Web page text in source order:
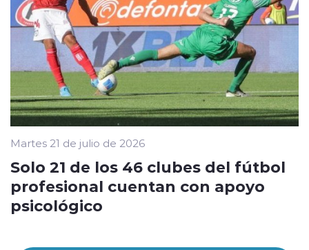
Martes 21 de julio de 2026
Solo 21 de los 46 clubes del fútbol
profesional cuentan con apoyo
psicológico